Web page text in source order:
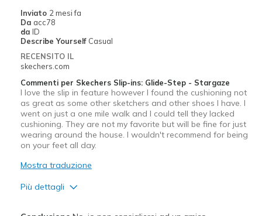
Width
Sizing
View On Shoes
I'm Into Shoes
Inviato 2 mesi fa
Da acc78
da ID
Describe Yourself Casual
RECENSITO IL
skechers.com
Commenti per Skechers Slip-ins: Glide-Step - Stargaze
I love the slip in feature however I found the cushioning not
as great as some other sketchers and other shoes I have. I
went on just a one mile walk and I could tell they lacked
cushioning. They are not my favorite but will be fine for just
wearing around the house. I wouldn't recommend for being
on your feet all day.
Mostra traduzione
Più dettagli